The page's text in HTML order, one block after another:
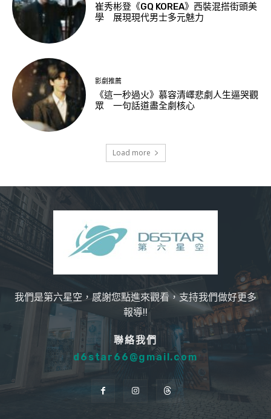
崔秀彬登《GQ KOREA》西裝混搭街頭美
學 展現現代男士多元魅力
影劇推薦
《這一秒過火》慕容清嶧悲劇人生逼哭觀
眾 一句話道盡全劇核心
Load more
我們是第六星空，感謝您點進來觀看，支持我們做好更多
報導!!
聯絡我們
d6star66@gmail.com